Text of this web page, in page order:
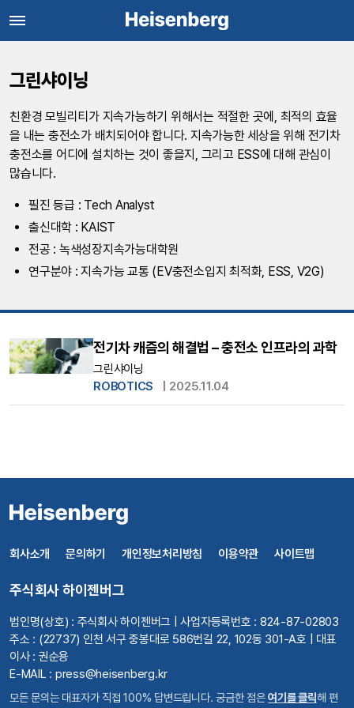
그린샤이닝
친환경 모빌리티가 지속가능하기 위해서는 적절한 곳에, 최적의 효율
을 내는 충전소가 배치되어야 합니다. 지속가능한 세상을 위해 전기차
충전소를 어디에 설치하는 것이 좋을지, 그리고 ESS에 대해 관심이
많습니다.
필진 등급 : Tech Analyst
출신대학 : KAIST
전공 : 녹색성장지속가능대학원
연구분야 : 지속가능 교통 (EV충전소입지 최적화, ESS, V2G)
전기차 캐즘의 해결법 – 충전소 인프라의 과학
그린샤이닝
ROBOTICS
2025.11.04
회사소개 문의하기 개인정보처리방침 이용약관 사이트맵
주식회사 하이젠버그
법인명(상호) : 주식회사 하이젠버그 | 사업자등록번호 : 824-87-02803
주소 : (22737) 인천 서구 중봉대로 586번길 22, 102동 301-A호 | 대표
이사 : 권순용
E-MAIL : press@heisenberg.kr
모든 문의는 대표자가 직접 100% 답변드립니다. 궁금한 점은여기를 클릭해 편